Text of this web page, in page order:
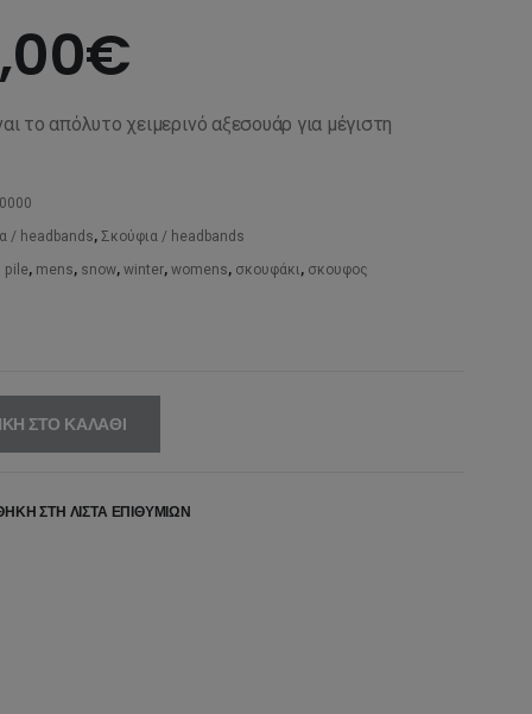
€
τρέχουσα
είναι:
29,00€.
το απόλυτο χειμερινό αξεσουάρ για μέγιστη
/ headbands, Σκούφια / headbands
pile, mens, snow, winter, womens, σκουφάκι, σκουφος
ΣΤΟ ΚΑΛΆΘΙ
ΣΤΗ ΛΊΣΤΑ ΕΠΙΘΥΜΙΏΝ